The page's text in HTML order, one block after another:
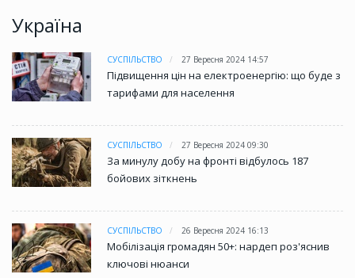
Україна
СУСПІЛЬСТВО 27 Вересня 2024 14:57
Підвищення цін на електроенергію: що буде з
тарифами для населення
СУСПІЛЬСТВО 27 Вересня 2024 09:30
За минулу добу на фронті відбулось 187
бойових зіткнень
СУСПІЛЬСТВО 26 Вересня 2024 16:13
Мобілізація громадян 50+: нардеп роз'яснив
ключові нюанси